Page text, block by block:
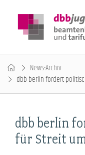
News-Archiv
dbb berlin fordert
dbb berlin
für Streit